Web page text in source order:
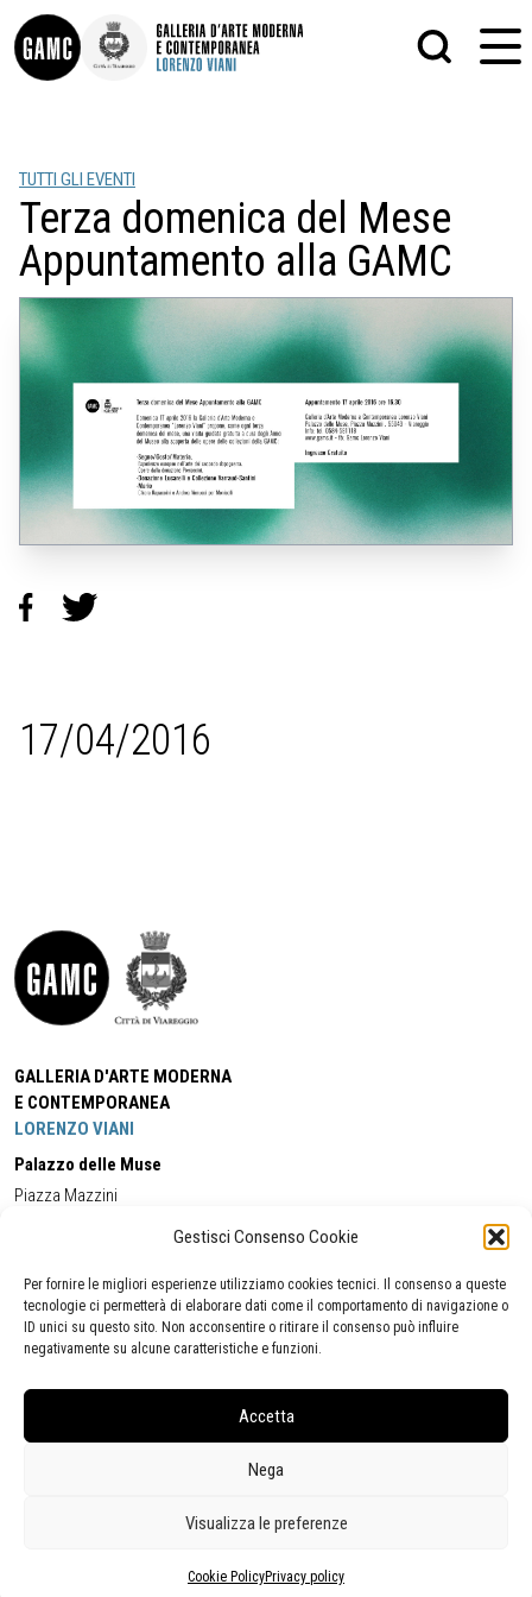
Gestisci Consenso Cookie
Per fornire le migliori esperienze utilizziamo cookies tecnici. Il consenso a queste
tecnologie ci permetterà di elaborare dati come il comportamento di navigazione o
ID unici su questo sito. Non acconsentire o ritirare il consenso può influire
negativamente su alcune caratteristiche e funzioni.
Accetta
Nega
Visualizza le preferenze
Cookie PolicyPrivacy policy
INFO
CONTATTI
DIDATTICA
LE COLLEZIONI
GLI AUTORI
LORENZO VIANI
MOSTRE
EVENTI
PALAZZO DELLE MUSE
PITTURA
SCULTURA
STAMPA
ALTRO
FOTOGRAFIA
TUTTI GLI EVENTI
Terza domenica del Mese
Appuntamento alla GAMC
17/04/2016
GALLERIA D'ARTE MODERNA
E CONTEMPORANEA
LORENZO VIANI
Palazzo delle Muse
Piazza Mazzini
Cell:+39 338 5714978 (orario apertura Galleria)
Tel:
+39 0584 944580
(orario 09.00/13.00)
Email:gamc@comune.viareggio.lu.it
Segnalazione di inaccessibilità